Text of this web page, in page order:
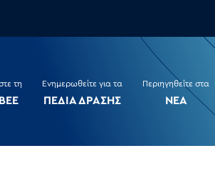
τη Ενημερωθείτε για τα
ΠΕΔΙΑ ΔΡΑΣΗΣ
Περιηγηθείτε στα
ΝΕΑ